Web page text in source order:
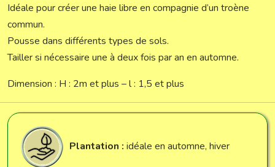
Idéale pour créer une haie libre en compagnie d’un troène
commun.
Pousse dans différents types de sols.
Tailler si nécessaire une à deux fois par an en automne.
Dimension : H : 2m et plus – l : 1,5 et plus
Plantation : idéale en automne, hiver